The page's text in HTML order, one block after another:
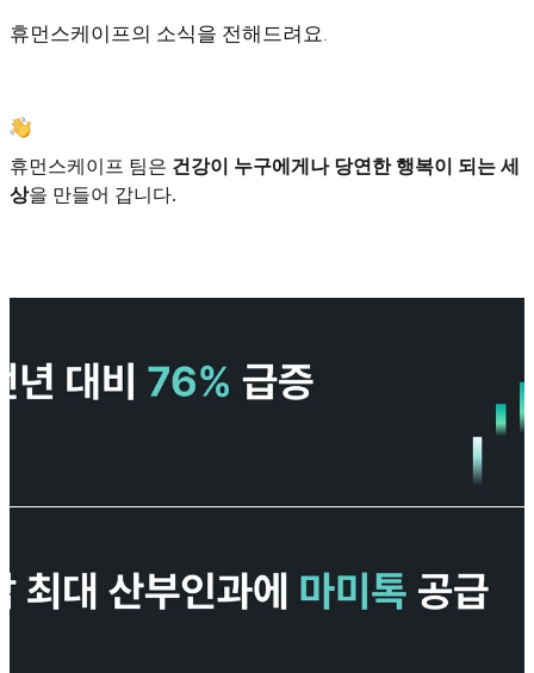
휴먼스케이프의 소식을 전해드려요.
휴먼스케이프 팀은 건강이 누구에게나 당연한 행복이 되는 세
상을 만들어 갑니다.